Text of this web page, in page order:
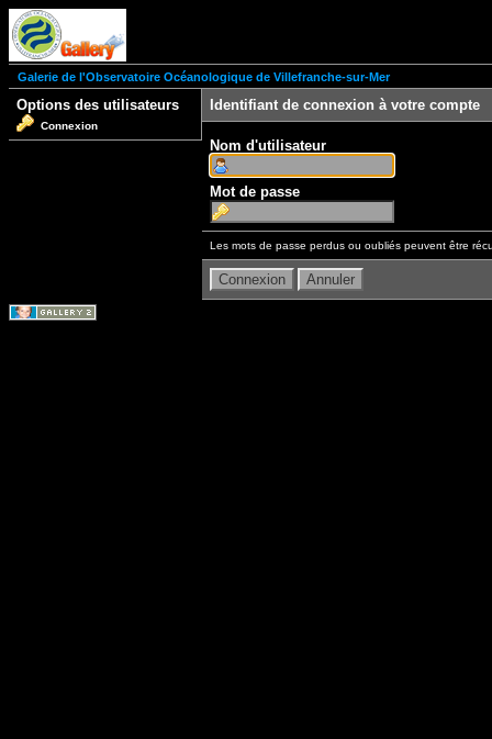
Galerie de l'Observatoire Océanologique de Villefranche-sur-Mer
Options des utilisateurs
Connexion
Identifiant de connexion à votre compte
Nom d'utilisateur
Mot de passe
Les mots de passe perdus ou oubliés peuvent être